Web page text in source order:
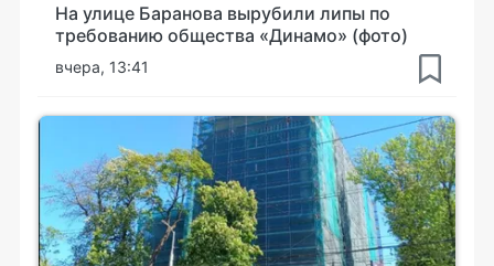
На улице Баранова вырубили липы по
требованию общества «Динамо» (фото)
вчера, 13:41